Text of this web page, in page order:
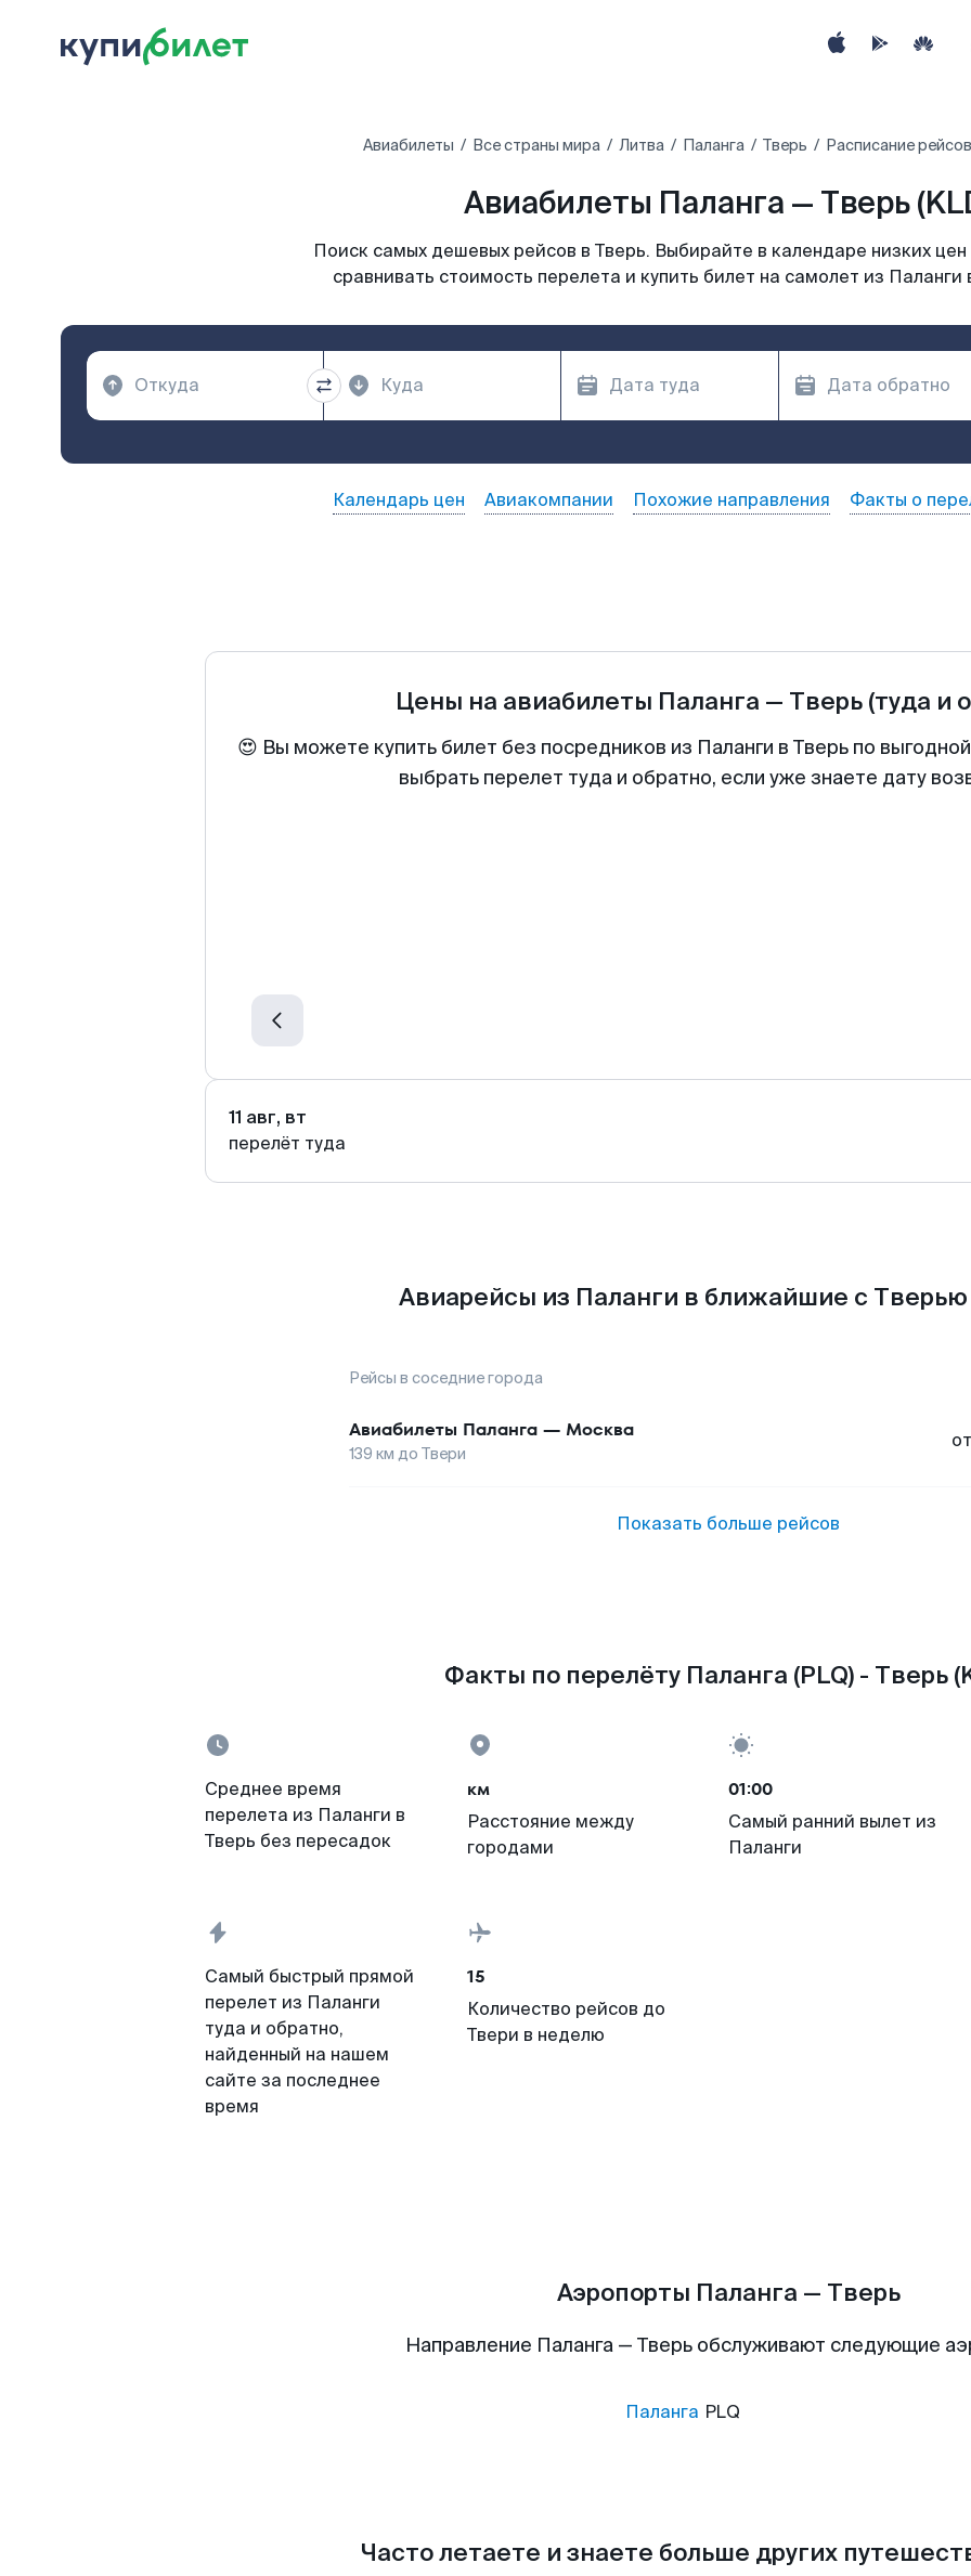
Авиабилеты Все страны мира Литва Паланга Тверь Расписание
Авиабилеты Паланга — Тверь
Поиск самых дешевых рейсов в Тверь. Выбирайте в календаре низких
сравнивать стоимость перелета и купить билет на самолет из Паланги
Календарь цен Авиакомпании Похожие направления Факты о
Цены на авиабилеты Паланга — Тверь (туда и
😍 Вы можете купить билет без посредников из Паланги в Тверь по
выбрать перелет туда и обратно, если уже знаете дату
11 авг, вт
перелёт туда
Авиарейсы из Паланги в ближайшие с Тверью
Рейсы в соседние города
Авиабилеты Паланга — Москва
139 км до Твери
от
Показать больше рейсов
Факты по перелёту Паланга (PLQ) - Тверь
Среднее время
перелета из Паланги в
Тверь без пересадок
км
Расстояние между
городами
01:00
Самый ранний вылет из
Паланги
Самый быстрый прямой
перелет из Паланги
туда и обратно,
найденный на нашем
сайте за последнее
время
15
Количество рейсов до
Твери в неделю
Аэропорты Паланга — Тверь
Направление Паланга — Тверь обслуживают следующие
Паланга PLQ
Часто летаете и знаете больше других